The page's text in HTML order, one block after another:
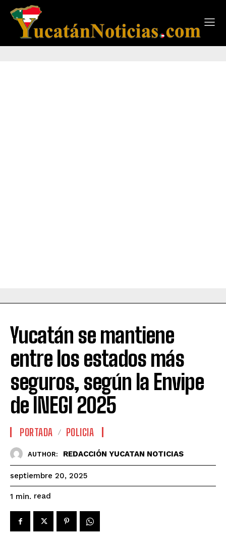
Yucatán se mantiene
entre los estados más
seguros, según la Envipe
de INEGI 2025
PORTADA POLICIA
AUTHOR: REDACCIÓN YUCATAN NOTICIAS
septiembre 20, 2025
1 min. read